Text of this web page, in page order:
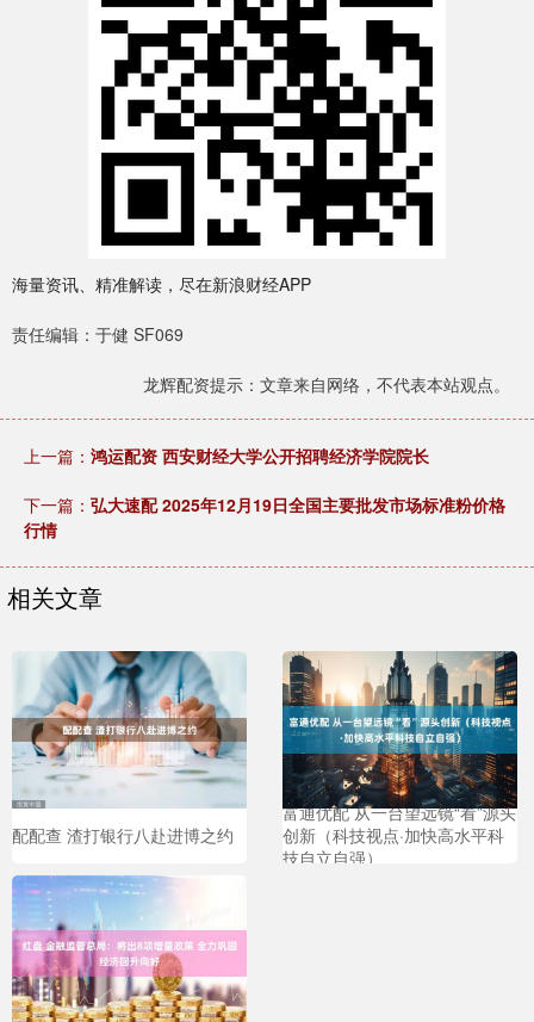
海量资讯、精准解读，尽在新浪财经APP
责任编辑：于健 SF069
龙辉配资提示：文章来自网络，不代表本站观点。
上一篇： 鸿运配资 西安财经大学公开招聘经济学院院长
下一篇： 弘大速配 2025年12月19日全国主要批发市场标准粉价格
行情
相关文章
配配查 渣打银行八赴进博之约
富通优配 从一台望远镜“看”源头
创新（科技视点·加快高水平科
技自立自强）